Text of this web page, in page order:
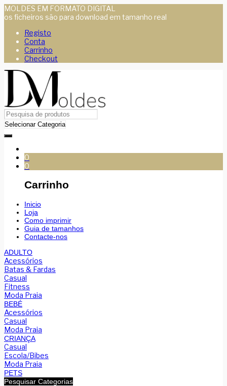
MOLDES EM FORMATO DIGITAL
os ficheiros são para download em tamanho real
Registo
Conta
Carrinho
Checkout
0
0
Carrinho
Inicio
Loja
Como imprimir
Guia de tamanhos
Contacte-nos
ADULTO
Acessórios
Batas & Fardas
Casual
Fitness
Moda Praia
BEBÉ
Acessórios
Casual
Moda Praia
CRIANÇA
Casual
Escola/Bibes
Moda Praia
PETS
Pesquisar Categorias